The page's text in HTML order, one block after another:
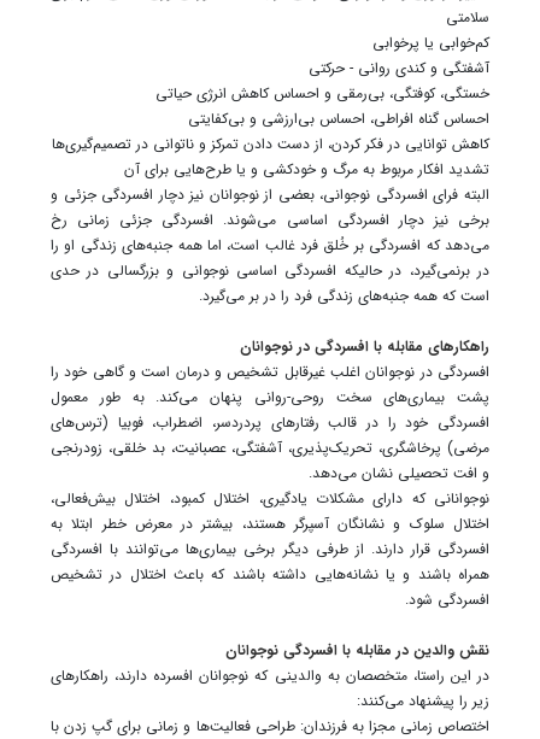
سلامتی
کم‌خوابی یا پرخوابی
آشفتگی و کندی روانی - حرکتی
خستگی، کوفتگی، بی‌رمقی و احساس کاهش انرژی حیاتی
احساس گناه افراطی، احساس بی‌ارزشی و بی‌کفایتی
کاهش توانایی در فکر کردن، از دست دادن تمرکز و ناتوانی در تصمیم‌گیری‌ها
تشدید افکار مربوط به مرگ و خودکشی و یا طرح‌هایی برای آن
البته فرای افسردگی نوجوانی، بعضی از نوجوانان نیز دچار افسردگی جزئی و
برخی نیز دچار افسردگی اساسی می‌شوند. افسردگی جزئی زمانی رخ
می‌دهد که افسردگی بر خُلق فرد غالب است، اما همه جنبه‌های زندگی او را
در برنمی‌گیرد، در حالیکه افسردگی اساسی نوجوانی و بزرگسالی در حدی
است که همه جنبه‌های زندگی فرد را در بر می‌گیرد.
راهکارهای مقابله با افسردگی در نوجوانان
افسردگی در نوجوانان اغلب غیرقابل تشخیص و درمان است و گاهی خود را
پشت بیماری‌های سخت روحی-روانی پنهان می‌کند. به طور معمول
افسردگی خود را در قالب رفتارهای پردردسر، اضطراب، فوبیا (ترس‌های
مرضی) پرخاشگری، تحریک‌پذیری، آشفتگی، عصبانیت، بد خلقی، زودرنجی
و افت تحصیلی نشان می‌دهد.
نوجوانانی که دارای مشکلات یادگیری، اختلال کمبود، اختلال بیش‌فعالی،
اختلال سلوک و نشانگان آسپرگر هستند، بیشتر در معرض خطر ابتلا به
افسردگی قرار دارند. از طرفی دیگر برخی بیماری‌ها می‌توانند با افسردگی
همراه باشند و یا نشانه‌هایی داشته باشند که باعث اختلال در تشخیص
افسردگی شود.
نقش والدین در مقابله با افسردگی نوجوانان
در این راستا، متخصصان به والدینی که نوجوانان افسرده دارند، راهکارهای
زیر را پیشنهاد می‌کنند:
اختصاص زمانی مجزا به فرزندان: طراحی فعالیت‌ها و زمانی برای گپ زدن با